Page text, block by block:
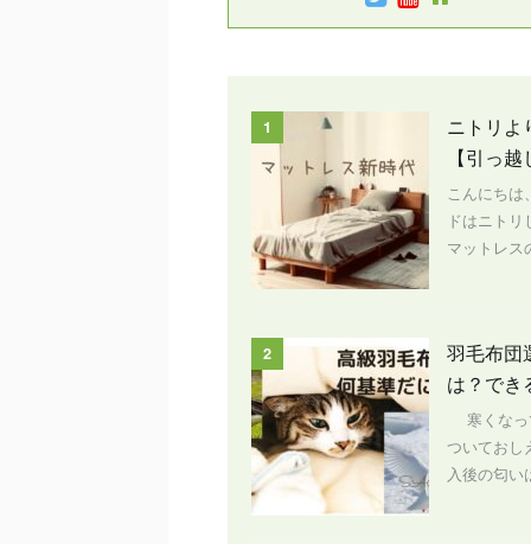
1
ニトリよ
【引っ
こんにちは
ドはニト
マットレス
2
羽毛布団
は？でき
寒くなっ
ついておし
入後の匂